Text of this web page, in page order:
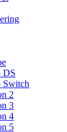
DS
Switch
2
3
4
5